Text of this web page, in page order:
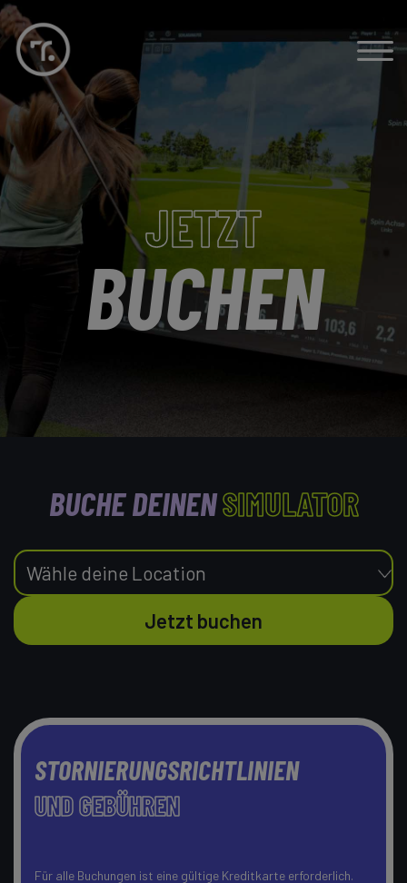
JETZT
BUCHEN
BUCHE DEINENSIMULATOR
Jetzt buchen
STORNIERUNGSRICHTLINIEN
UND GEBÜHREN
Für alle Buchungen ist eine gültige Kreditkarte erforderlich.